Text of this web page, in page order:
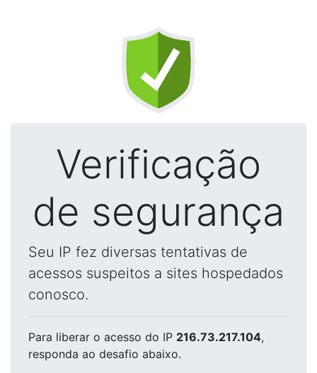
Verificação
de segurança
Seu IP fez diversas tentativas de
acessos suspeitos a sites hospedados
conosco.
Para liberar o acesso do IP 216.73.217.104,
responda ao desafio abaixo.